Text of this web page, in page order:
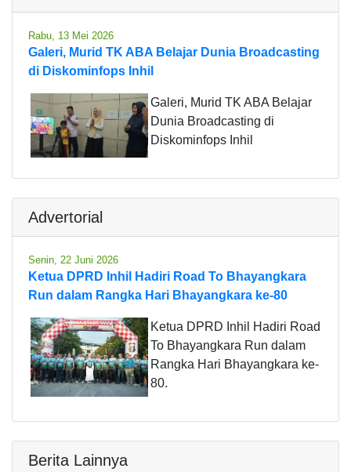
Rabu, 13 Mei 2026
Galeri, Murid TK ABA Belajar Dunia Broadcasting
di Diskominfops Inhil
Galeri, Murid TK ABA Belajar
Dunia Broadcasting di
Diskominfops Inhil
Advertorial
Senin, 22 Juni 2026
Ketua DPRD Inhil Hadiri Road To Bhayangkara
Run dalam Rangka Hari Bhayangkara ke-80
Ketua DPRD Inhil Hadiri Road
To Bhayangkara Run dalam
Rangka Hari Bhayangkara ke-
80.
Berita Lainnya